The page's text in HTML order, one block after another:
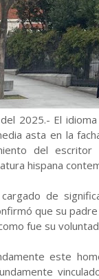
2025.- El idioma
asta en la
del
hispana
de
que su
fue su
este